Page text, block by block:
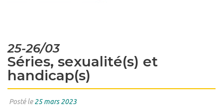
25-26/03
Séries, sexualité(s) et
handicap(s)
Posté le25 mars 2023